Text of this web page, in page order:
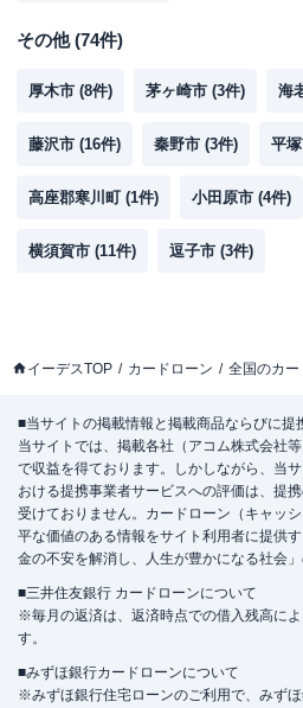
その他(74件)
厚木市 (8件) 茅ヶ崎市 (3件) 海
藤沢市 (16件) 秦野市 (3件) 平
高座郡寒川町 (1件) 小田原市 (4件)
横須賀市 (11件) 逗子市 (3件)
イーデスTOP カードローン 全国のカ
■当サイトの掲載情報と掲載商品ならびに提
当サイトでは、掲載各社（アコム株式会社
で収益を得ております。しかしながら、当
おける提携事業者サービスへの評価は、提
受けておりません。カードローン（キャッ
平な価値のある情報をサイト利用者に提供
金の不安を解消し、人生が豊かになる社会
■三井住友銀行 カードローンについて
※毎月の返済は、返済時点での借入残高に
す。
■みずほ銀行カードローンについて
※みずほ銀行住宅ローンのご利用で、みず